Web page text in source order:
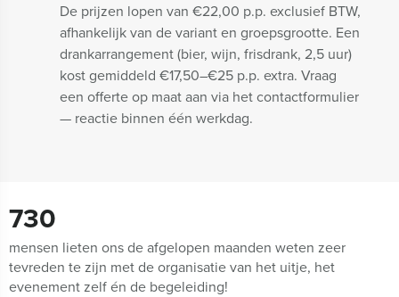
De prijzen lopen van €22,00 p.p. exclusief BTW,
afhankelijk van de variant en groepsgrootte. Een
drankarrangement (bier, wijn, frisdrank, 2,5 uur)
kost gemiddeld €17,50–€25 p.p. extra. Vraag
een offerte op maat aan via het contactformulier
— reactie binnen één werkdag.
730
mensen lieten ons de afgelopen maanden weten zeer
tevreden te zijn met de organisatie van het uitje, het
evenement zelf én de begeleiding!